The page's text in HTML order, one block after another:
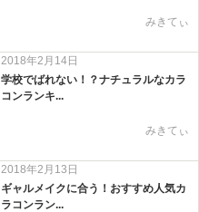
みきてぃ
2018年2月14日
学校でばれない！？ナチュラルなカラ
コンランキ...
みきてぃ
2018年2月13日
ギャルメイクに合う！おすすめ人気カ
ラコンラン...